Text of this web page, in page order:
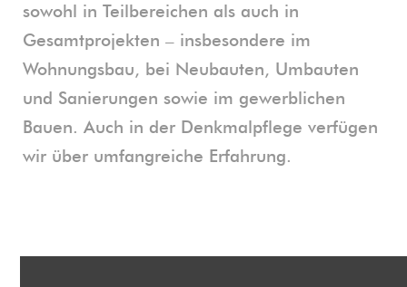
sowohl in Teilbereichen als auch in
Gesamtprojekten – insbesondere im
Wohnungsbau, bei Neubauten, Umbauten
und Sanierungen sowie im gewerblichen
Bauen. Auch in der Denkmalpflege verfügen
wir über umfangreiche Erfahrung.